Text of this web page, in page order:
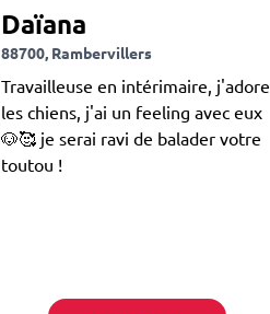
Daïana
88700, Rambervillers
Travailleuse en intérimaire, j'adore
les chiens, j'ai un feeling avec eux
🐶🥰 je serai ravi de balader votre
toutou !